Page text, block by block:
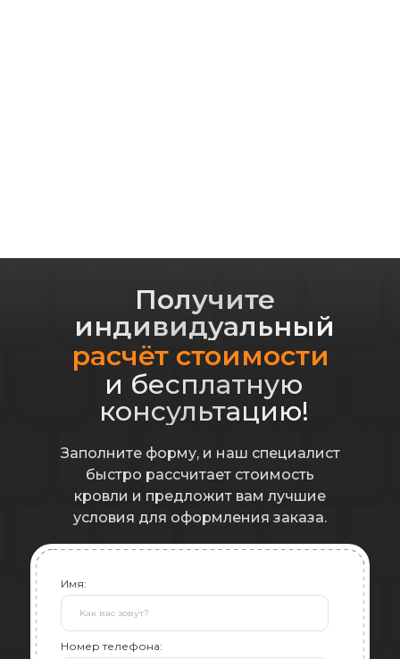
и бесплатную
консультацию!
расчёт стоимости
Получите
индивидуальный
Заполните форму, и наш специалист
быстро рассчитает стоимость
кровли и предложит вам лучшие
условия для оформления заказа.
Имя:
Номер телефона: